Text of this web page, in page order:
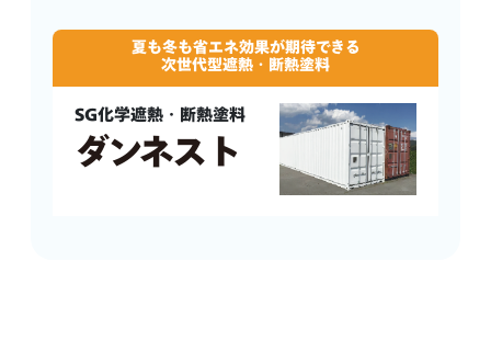
夏も冬も省エネ効果が期待できる
次世代型遮熱・断熱塗料
SG化学遮熱・断熱塗料
ダンネスト